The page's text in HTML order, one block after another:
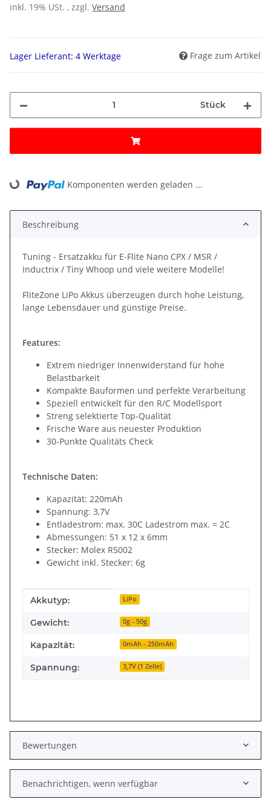
inkl. 19% USt. , zzgl. Versand
Lager Lieferant: 4 Werktage Frage zum Artikel
Stück
Loading... Komponenten werden geladen ...
Beschreibung
Tuning - Ersatzakku für E-Flite Nano CPX / MSR /
Inductrix / Tiny Whoop und viele weitere Modelle!
FliteZone LiPo Akkus überzeugen durch hohe Leistung,
lange Lebensdauer und günstige Preise.
Features:
Extrem niedriger Innenwiderstand für hohe
Belastbarkeit
Kompakte Bauformen und perfekte Verarbeitung
Speziell entwickelt für den R/C Modellsport
Streng selektierte Top-Qualität
Frische Ware aus neuester Produktion
30-Punkte Qualitäts Check
Technische Daten:
Kapazität: 220mAh
Spannung: 3,7V
Entladestrom: max. 30C Ladestrom max. = 2C
Abmessungen: 51 x 12 x 6mm
Stecker: Molex R5002
Gewicht inkl. Stecker: 6g
Produkteigenschaft
Wert
Akkutyp: LiPo
Gewicht: 0g - 50g
Kapazität: 0mAh - 250mAh
Spannung: 3,7V (1 Zelle)
Bewertungen
Benachrichtigen, wenn verfügbar